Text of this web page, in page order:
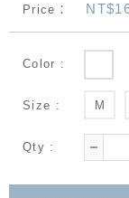
Price：
Color :
Size : M
Qty :